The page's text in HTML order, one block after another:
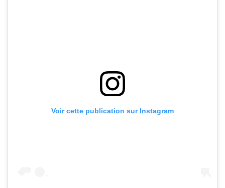
Voir cette publication sur Instagram